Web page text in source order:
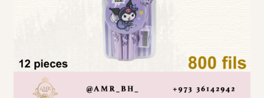
Arabic Language اللغة العربية
National Day العيد الوطني
STATIONARY القرطاسية